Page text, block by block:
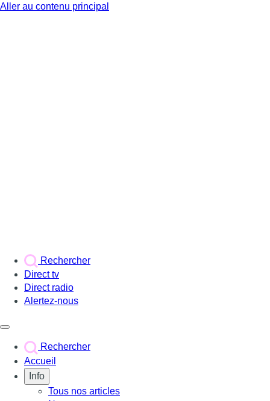
Aller au contenu principal
Rechercher
Direct tv
Direct radio
Alertez-nous
Rechercher
Accueil
Info
Tous nos articles